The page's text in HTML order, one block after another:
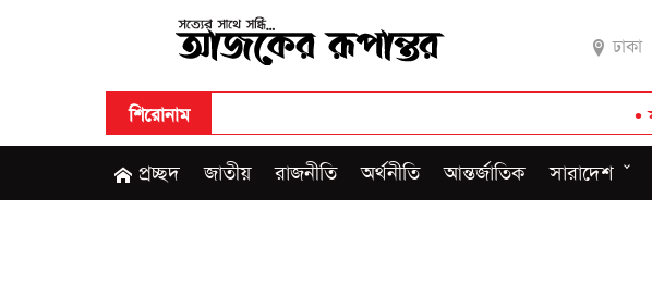
ঢাকা
শিরোনাম
প্রচ্ছদ জাতীয় রাজনীতি অর্থনীতি আন্তর্জাতিক সারাদেশ